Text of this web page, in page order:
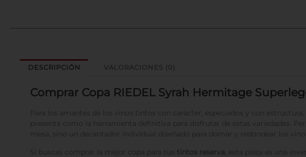
DESCRIPCIÓN VALORACIONES (0)
Comprar Copa RIEDEL Syrah Hermitage
Para los amantes de los vinos tintos con carácter, especiados y con
presenta como la herramienta definitiva para disfrutar de estas variedades.
mesa, sino un decantador individual diseñado para domar y redondear los
Si buscas comprar la mejor copa para tus tintos reserva, esta pieza es una